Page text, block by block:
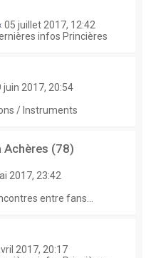
05 juillet 2017, 12:42
infos Princières
juin 2017, 20:54
/ Instruments
Achères (78)
2017, 23:42
entre fans...
2017, 20:17